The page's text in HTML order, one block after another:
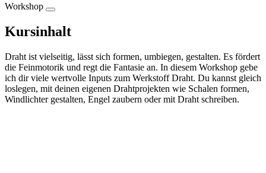
Workshop
Kursinhalt
Draht ist vielseitig, lässt sich formen, umbiegen, gestalten. Es fördert
die Feinmotorik und regt die Fantasie an. In diesem Workshop gebe
ich dir viele wertvolle Inputs zum Werkstoff Draht. Du kannst gleich
loslegen, mit deinen eigenen Drahtprojekten wie Schalen formen,
Windlichter gestalten, Engel zaubern oder mit Draht schreiben.